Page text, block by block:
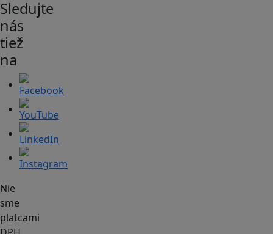
Sledujte
nás
tiež
na
Nie
sme
platcami